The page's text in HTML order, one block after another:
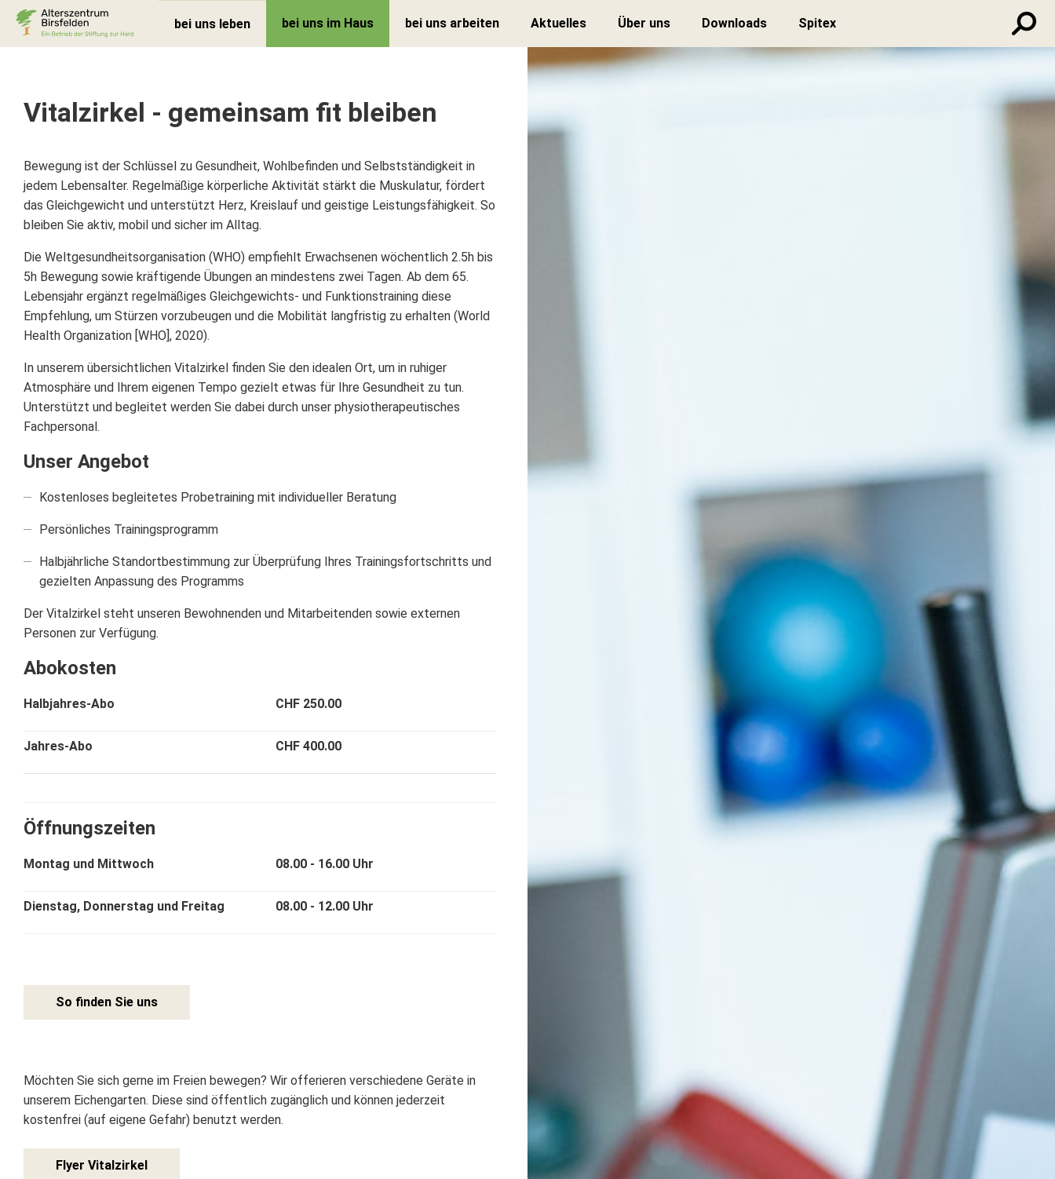
bei uns leben bei uns im Haus bei uns arbeiten Aktuelles Über uns Downloads Spitex
Vitalzirkel - gemeinsam fit bleiben
Bewegung ist der Schlüssel zu Gesundheit, Wohlbefinden und Selbstständigkeit in
jedem Lebensalter. Regelmäßige körperliche Aktivität stärkt die Muskulatur, fördert
das Gleichgewicht und unterstützt Herz, Kreislauf und geistige Leistungsfähigkeit. So
bleiben Sie aktiv, mobil und sicher im Alltag.
Die Weltgesundheitsorganisation (WHO) empfiehlt Erwachsenen wöchentlich 2.5h bis
5h Bewegung sowie kräftigende Übungen an mindestens zwei Tagen. Ab dem 65.
Lebensjahr ergänzt regelmäßiges Gleichgewichts- und Funktionstraining diese
Empfehlung, um Stürzen vorzubeugen und die Mobilität langfristig zu erhalten (World
Health Organization [WHO], 2020).
In unserem übersichtlichen Vitalzirkel finden Sie den idealen Ort, um in ruhiger
Atmosphäre und Ihrem eigenen Tempo gezielt etwas für Ihre Gesundheit zu tun.
Unterstützt und begleitet werden Sie dabei durch unser physiotherapeutisches
Fachpersonal.
Unser Angebot
Kostenloses begleitetes Probetraining mit individueller Beratung
Persönliches Trainingsprogramm
Halbjährliche Standortbestimmung zur Überprüfung Ihres Trainingsfortschritts und
gezielten Anpassung des Programms
Der Vitalzirkel steht unseren Bewohnenden und Mitarbeitenden sowie externen
Personen zur Verfügung.
Abokosten
Halbjahres-Abo CHF 250.00
Jahres-Abo CHF 400.00
Öffnungszeiten
Montag und Mittwoch 08.00 - 16.00 Uhr
Dienstag, Donnerstag und Freitag 08.00 - 12.00 Uhr
So finden Sie uns
Möchten Sie sich gerne im Freien bewegen? Wir offerieren verschiedene Geräte in
unserem Eichengarten. Diese sind öffentlich zugänglich und können jederzeit
kostenfrei (auf eigene Gefahr) benutzt werden.
Flyer Vitalzirkel